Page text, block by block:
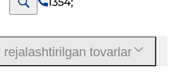
tovarlar